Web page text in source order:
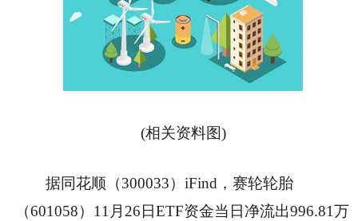
(相关资料图)
据同花顺（300033）iFind，赛轮轮胎
（601058）11月26日ETF资金当日净流出996.81万